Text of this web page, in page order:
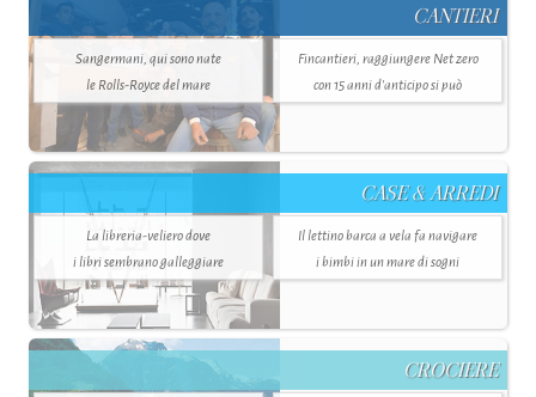
CANTIERI
Sangermani, qui sono nate
le Rolls-Royce del mare
Fincantieri, raggiungere Net zero
con 15 anni d'anticipo si può
CASE & ARREDI
La libreria-veliero dove
i libri sembrano galleggiare
Il lettino barca a vela fa navigare
i bimbi in un mare di sogni
CROCIERE